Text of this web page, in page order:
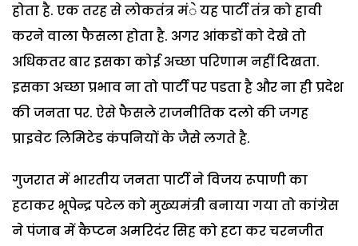
होता है. एक तरह से लोकतंत्र मंे यह पार्टी तंत्र को हावी
करने वाला फैसला होता है. अगर आंकडों को देखे तो
अधिकतर बार इसका कोई अच्छा परिणाम नहीं दिखता.
इसका अच्छा प्रभाव ना तो पार्टी पर पडता है और ना ही प्रदेश
की जनता पर. ऐसे फैसले राजनीतिक दलो की जगह
प्राइवेट लिमिटेड कंपनियों के जैसे लगते है.
गुजरात में भारतीय जनता पार्टी ने विजय रूपाणी का
हटाकर भूपेन्द्र पटेल को मुख्यमंत्री बनाया गया तो कांग्रेस
ने पंजाब में कैप्टन अमरिदंर सिह को हटा कर चरनजीत